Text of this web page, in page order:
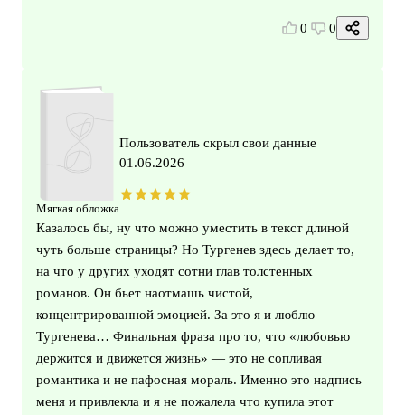
0 0
Мягкая обложка
Пользователь скрыл свои данные
01.06.2026
Казалось бы, ну что можно уместить в текст длиной
чуть больше страницы? Но Тургенев здесь делает то,
на что у других уходят сотни глав толстенных
романов. Он бьет наотмашь чистой,
концентрированной эмоцией. За это я и люблю
Тургенева… Финальная фраза про то, что «любовью
держится и движется жизнь» — это не сопливая
романтика и не пафосная мораль. Именно это надпись
меня и привлекла и я не пожалела что купила этот